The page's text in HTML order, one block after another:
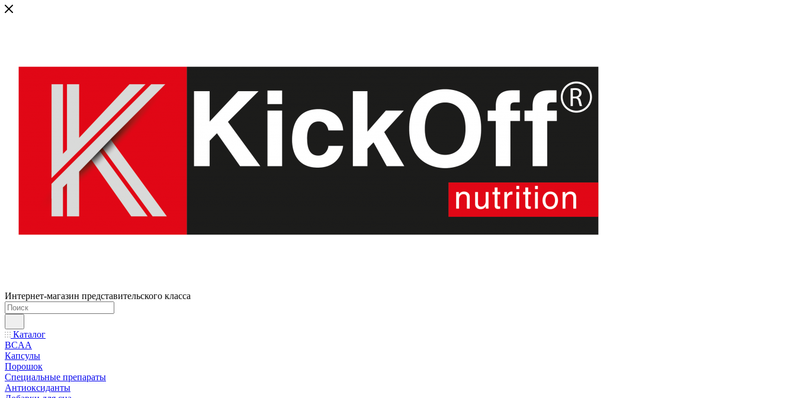
Интернет-магазин представительского класса
Каталог
BCAA
Капсулы
Порошок
Cпециальные препараты
Антиоксиданты